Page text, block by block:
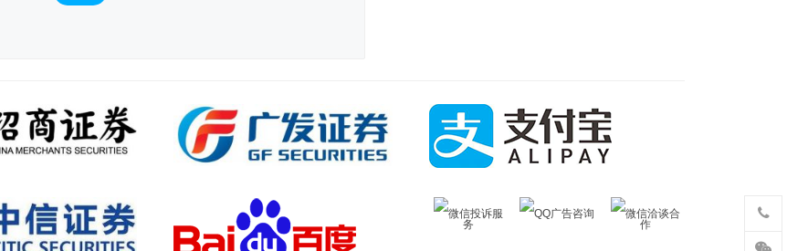
微信投诉服
务
QQ广告咨询
微信洽谈合
作